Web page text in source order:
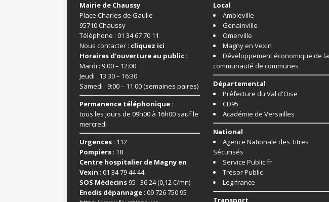
Mairie de Chaussy
Place Charles de Gaulle
95710 Chaussy
Téléphone : 01 34 67 70 11
Nous contacter : cliquez ici
Horaires d’ouverture au public :
Mardi : 9:00 – 12:00
Jeudi : 13:30 – 16:30
Samedi : 9:00 – 11:00 (semaines paires)
Permanence téléphonique :
tous les jours de 09h00 à 16h00 sauf le
mercredi
Urgences : 112
Pompiers : 18
Centre hospitalier de Magny en
Vexin : 01 34 79 44 44
SOS Médecins 95 : 36 24 (0,12 €/mn)
Enedis dépannage : 09 726 750 95
Local
Ambleville
Genainville
Omerville
Magny en Vexin
Développement économique de la
communauté de communes
Départemental
Préfecture du Val d'Oise
CD95
Académie de Versailles
National
Agence Nationale des Titres
Sécurisés
Service Public.fr
Trésor Public
Legifrance
Transport